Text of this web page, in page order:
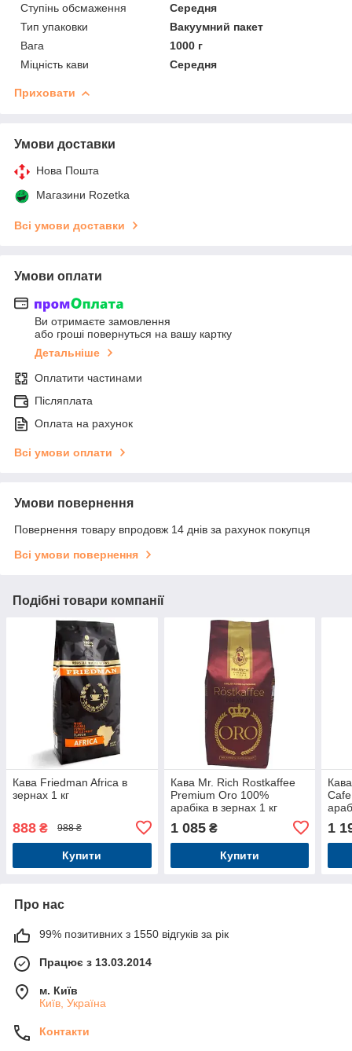
Ступінь обсмаження
Середня
Тип упаковки
Вакуумний пакет
Вага
1000 г
Міцність кави
Середня
Приховати
Умови доставки
Нова Пошта
Магазини Rozetka
Всі умови доставки
Умови оплати
Ви отримаєте замовлення
або гроші повернуться на вашу картку
Детальніше
Оплатити частинами
Післяплата
Оплата на рахунок
Всі умови оплати
Умови повернення
Повернення товару впродовж 14 днів за рахунок покупця
Всі умови повернення
Подібні товари компанії
Кава Friedman Africa в
зернах 1 кг
888 ₴ 988 ₴
Купити
Кава Mr. Rich Rostkaffee
Premium Oro 100%
арабіка в зернах 1 кг
1 085₴
Купити
1
Про нас
99% позитивних з 1550 відгуків за рік
Працює з 13.03.2014
м. Київ
Київ, Україна
Контакти